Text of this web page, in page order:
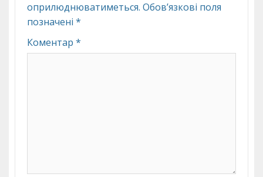
оприлюднюватиметься. Обов’язкові поля
позначені *
Коментар *